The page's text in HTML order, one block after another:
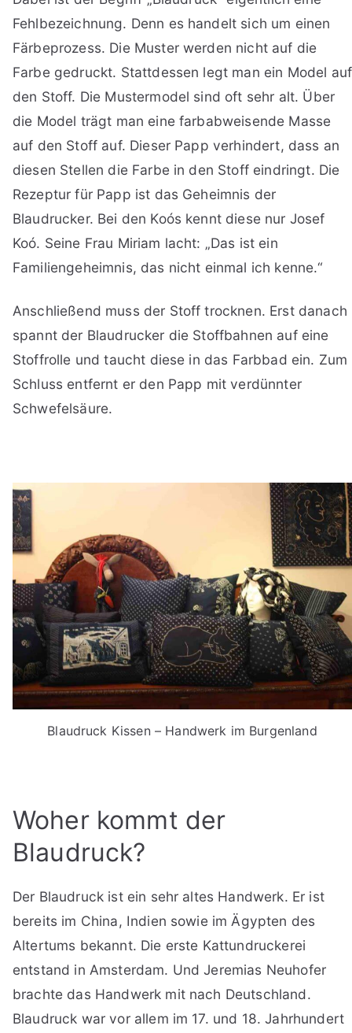
Fehlbezeichnung. Denn es handelt sich um einen
Färbeprozess. Die Muster werden nicht auf die
Farbe gedruckt. Stattdessen legt man ein Model auf
den Stoff. Die Mustermodel sind oft sehr alt. Über
die Model trägt man eine farbabweisende Masse
auf den Stoff auf. Dieser Papp verhindert, dass an
diesen Stellen die Farbe in den Stoff eindringt. Die
Rezeptur für Papp ist das Geheimnis der
Blaudrucker. Bei den Koós kennt diese nur Josef
Koó. Seine Frau Miriam lacht: „Das ist ein
Familiengeheimnis, das nicht einmal ich kenne.“
Anschließend muss der Stoff trocknen. Erst danach
spannt der Blaudrucker die Stoffbahnen auf eine
Stoffrolle und taucht diese in das Farbbad ein. Zum
Schluss entfernt er den Papp mit verdünnter
Schwefelsäure.
Blaudruck Kissen – Handwerk im Burgenland
Woher kommt der
Blaudruck?
Der Blaudruck ist ein sehr altes Handwerk. Er ist
bereits im China, Indien sowie im Ägypten des
Altertums bekannt. Die erste Kattundruckerei
entstand in Amsterdam. Und Jeremias Neuhofer
brachte das Handwerk mit nach Deutschland.
Blaudruck war vor allem im 17. und 18. Jahrhundert